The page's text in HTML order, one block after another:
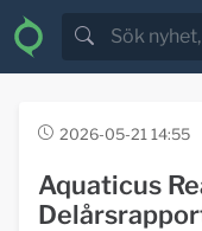
2026-05-21 14:55
Aquaticus